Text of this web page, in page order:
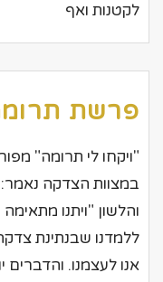
לקטנות ואף
פרשת
"ויקחו לי תרומה"
במצוות הצדקה נאמר:
והלשון "ויתנו
ללמדנו שבנתינת
אנו לעצמנו.